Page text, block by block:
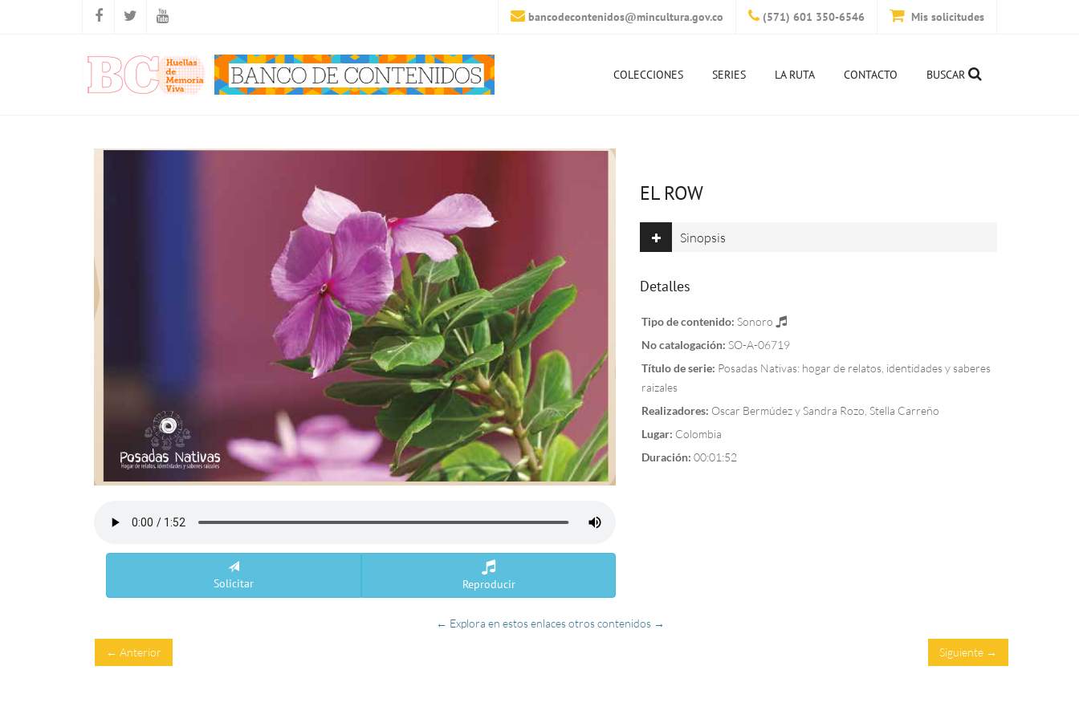
bancodecontenidos@mincultura.gov.co (571) 601 350-6546 Mis solicitudes
COLECCIONES SERIES LA RUTA CONTACTO BUSCAR
Solicitar Reproducir
EL ROW
Sinopsis
Detalles
Tipo de contenido: Sonoro
No catalogación: SO-A-06719
Título de serie: Posadas Nativas: hogar de relatos, identidades y saberes
raizales
Realizadores: Oscar Bermúdez y Sandra Rozo, Stella Carreño
Lugar: Colombia
Duración: 00:01:52
← Anterior
← Explora en estos enlaces otros contenidos →
Siguiente →